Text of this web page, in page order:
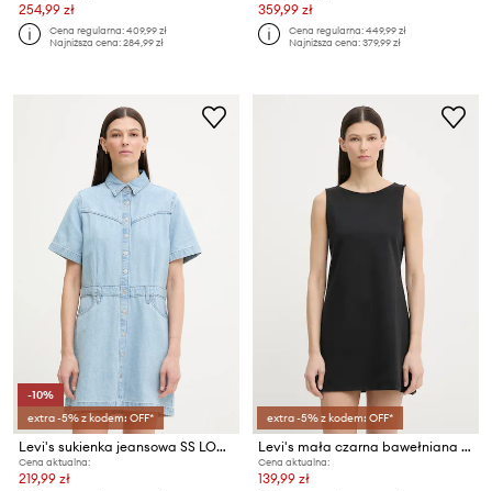
254,99 zł
Cena regularna:409,99 zł
Najniższa cena:284,99 zł
359,99 zł
Cena regularna:449,99 zł
Najniższa cena:379,99 zł
-10%
extra -5% z kodem: OFF*
Levi's sukienka jeansowa SS LOGAN WESTERN
Cena aktualna:
219,99 zł
extra -5% z kodem: OFF*
Levi's mała czarna bawełniana z elastanem KNIT (T3 OVERDEV)
Cena aktualna:
139,99 zł